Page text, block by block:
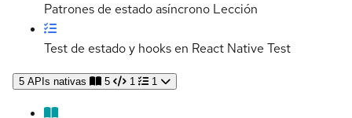
Patrones de estado asíncrono Lección
Test de estado y hooks en React Native Test
5 APIs nativas 5 1 1